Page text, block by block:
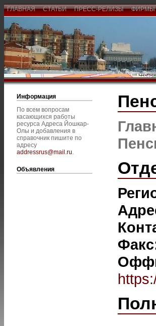
ГЛАВНАЯ СТАТЬИ ПРЕСС-РЕЛИЗЫ
Информация
По всем вопросам
касающихся работы
ресурса Адреса Йошкар-
Олы и добавления в
справочник пишите по
адресу
addressrus@mail.ru.
Объявления